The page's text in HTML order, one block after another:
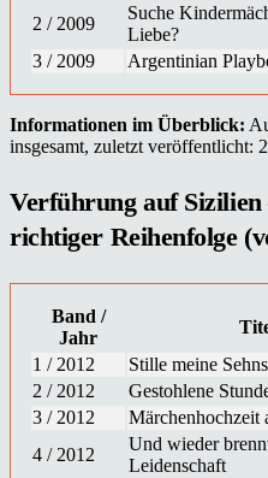
2 / 2009
Suche
Liebe?
3 / 2009
Argentinian
Informationen im Überblick:
insgesamt, zuletzt veröffentlicht:
Verführung auf
richtiger Reihenfolge
Band /
Jahr
1 / 2012
Stille meine
2 / 2012
Gestohlene
3 / 2012
Märchenhochzeit
4 / 2012
Und wieder
Leidenschaft